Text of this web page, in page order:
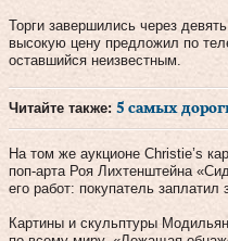
Торги завершились через
высокую цену предложил по
оставшийся неизвестным.
Читайте также: 5 самых
На том же аукционе Christie’s
поп-арта Роя Лихтенштейна
его работ: покупатель заплатил
Картины и скульптуры